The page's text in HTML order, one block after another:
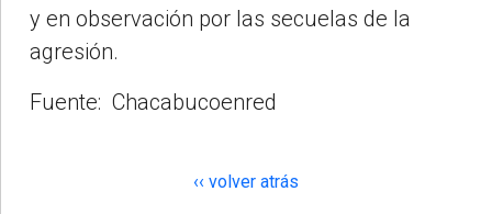
y en observación por las secuelas de la
agresión.
Fuente: Chacabucoenred
‹‹ volver atrás